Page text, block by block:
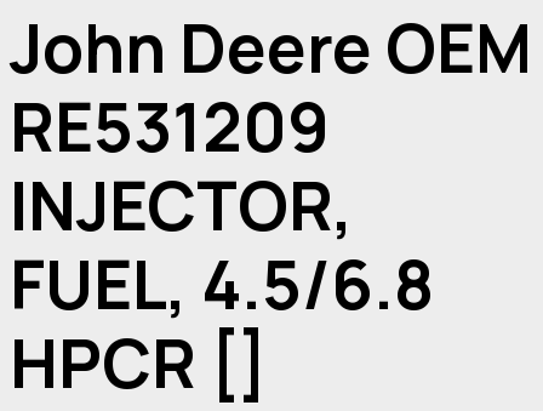
John Deere OEM
RE531209
INJECTOR,
FUEL, 4.5/6.8
HPCR []